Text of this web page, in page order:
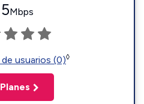
Mbps
usuarios (0)◊